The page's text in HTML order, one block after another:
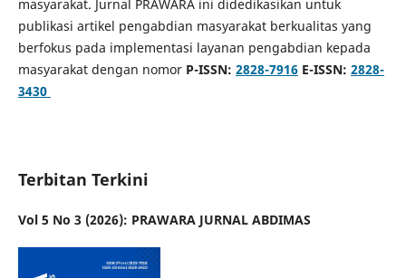
masyarakat. Jurnal PRAWARA ini didedikasikan untuk
publikasi artikel pengabdian masyarakat berkualitas yang
berfokus pada implementasi layanan pengabdian kepada
masyarakat dengan nomor P-ISSN: 2828-7916 E-ISSN: 2828-
3430
Terbitan Terkini
Vol 5 No 3 (2026): PRAWARA JURNAL ABDIMAS